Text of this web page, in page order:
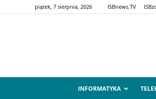
piątek, 7 sierpnia, 2026 ISBnews.TV
INFORMATYKA